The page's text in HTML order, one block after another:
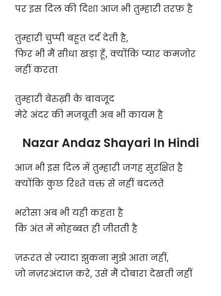
पर इस दिल की दिशा आज भी तुम्हारी तरफ़ है
तुम्हारी चुप्पी बहुत दर्द देती है,
फिर भी मैं सीधा खड़ा हूँ, क्योंकि प्यार कमजोर
नहीं करता
तुम्हारी बेरुख़ी के बावजूद
मेरे अंदर की मजबूती अब भी कायम है
Nazar Andaz Shayari In Hindi
आज भी इस दिल में तुम्हारी जगह सुरक्षित है
क्योंकि कुछ रिश्ते वक्त से नहीं बदलते
भरोसा अब भी यही कहता है
कि अंत में मोहब्बत ही जीतती है
ज़रूरत से ज़्यादा झुकना मुझे आता नहीं,
जो नज़रअंदाज़ करे, उसे मैं दोबारा देखती नहीं